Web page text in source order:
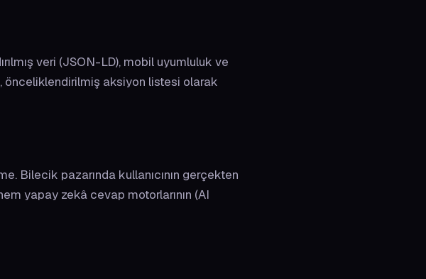
veri (JSON-LD), mobil uyumluluk ve
önceliklendirilmiş aksiyon listesi olarak
Bilecik pazarında kullanıcının gerçekten
yapay zekâ cevap motorlarının (AI